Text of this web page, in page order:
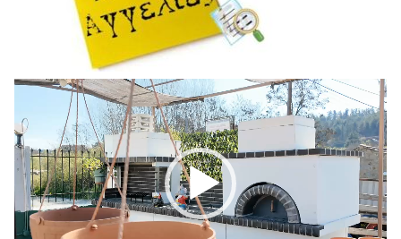
Πρόγραμμα
Αναπαραγωγής
Βίντεο